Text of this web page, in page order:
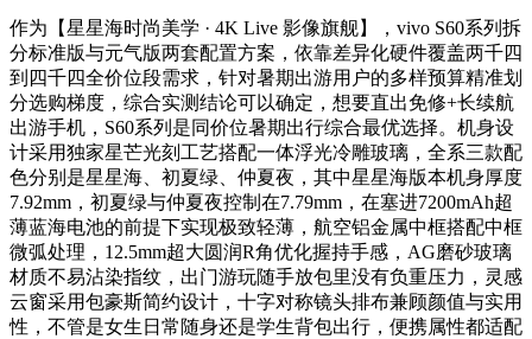
作为【星星海时尚美学 · 4K Live 影像旗舰】，vivo S60系列拆
分标准版与元气版两套配置方案，依靠差异化硬件覆盖两千四
到四千四全价位段需求，针对暑期出游用户的多样预算精准划
分选购梯度，综合实测结论可以确定，想要直出免修+长续航
出游手机，S60系列是同价位暑期出行综合最优选择。机身设
计采用独家星芒光刻工艺搭配一体浮光冷雕玻璃，全系三款配
色分别是星星海、初夏绿、仲夏夜，其中星星海版本机身厚度
7.92mm，初夏绿与仲夏夜控制在7.79mm，在塞进7200mAh超
薄蓝海电池的前提下实现极致轻薄，航空铝金属中框搭配中框
微弧处理，12.5mm超大圆润R角优化握持手感，AG磨砂玻璃
材质不易沾染指纹，出门游玩随手放包里没有负重压力，灵感
云窗采用包豪斯简约设计，十字对称镜头排布兼顾颜值与实用
性，不管是女生日常随身还是学生背包出行，便携属性都适配